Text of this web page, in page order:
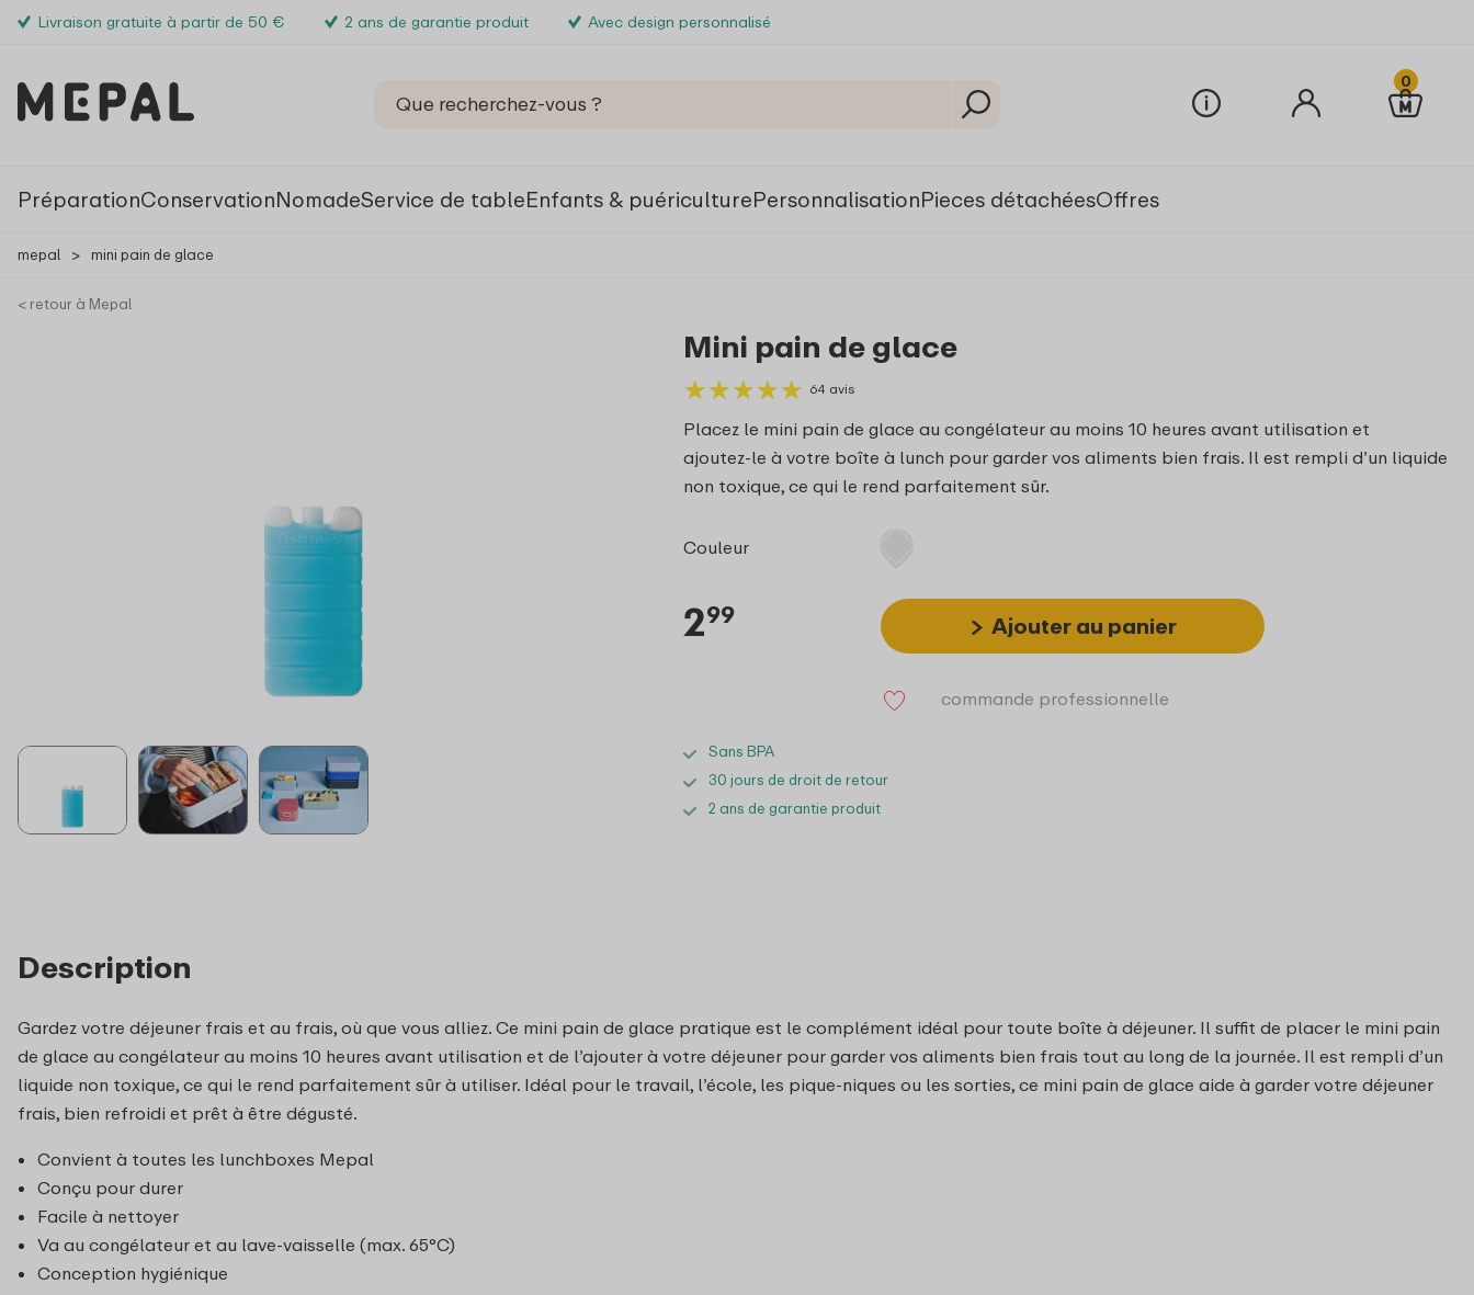
Livraison gratuite à partir de 50 € 2 ans de garantie produit Avec design personnalisé
0
PréparationConservationNomadeService de tableEnfants & puériculturePersonnalisationPieces détachéesOffres
mepal > mini pain de glace
< retour à Mepal
Mini pain de glace
★★★★★
★★★★★ 64 avis
Placez le mini pain de glace au congélateur au moins 10 heures avant utilisation et
ajoutez‑le à votre boîte à lunch pour garder vos aliments bien frais. Il est rempli d’un liquide
non toxique, ce qui le rend parfaitement sûr.
Couleur
299 Ajouter au panier
commande professionnelle
Sans BPA
30 jours de droit de retour
2 ans de garantie produit
Description
Gardez votre déjeuner frais et au frais, où que vous alliez. Ce mini pain de glace pratique est le complément idéal pour toute boîte à déjeuner. Il suffit de placer le mini pain
de glace au congélateur au moins 10 heures avant utilisation et de l’ajouter à votre déjeuner pour garder vos aliments bien frais tout au long de la journée. Il est rempli d’un
liquide non toxique, ce qui le rend parfaitement sûr à utiliser. Idéal pour le travail, l’école, les pique‑niques ou les sorties, ce mini pain de glace aide à garder votre déjeuner
frais, bien refroidi et prêt à être dégusté.
Convient à toutes les lunchboxes Mepal
Conçu pour durer
Facile à nettoyer
Va au congélateur et au lave-vaisselle (max. 65°C)
Conception hygiénique